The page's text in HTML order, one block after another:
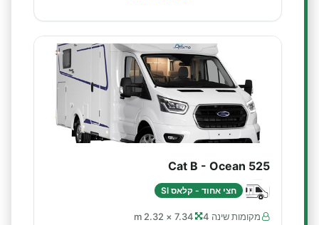
Cat B - Ocean 525
חצי אחוד - קלאס SI
מקומות שינה 4 7.34 × 2.32 m